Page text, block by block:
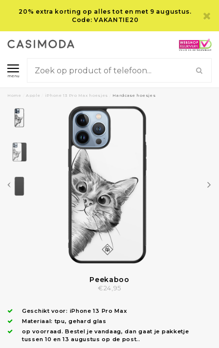
20% extra korting op alles tot en met 9 augustus.
Code: VAKANTIE20
menu
Home Apple iPhone 13 Pro Max hoesjes Hardcase hoesjes
Peekaboo
€24,95
Geschikt voor: iPhone 13 Pro Max
Materiaal: tpu, gehard glas
op voorraad.Bestel je vandaag, dan gaat je pakketje
tussen 10 en 13 augustus op de post..